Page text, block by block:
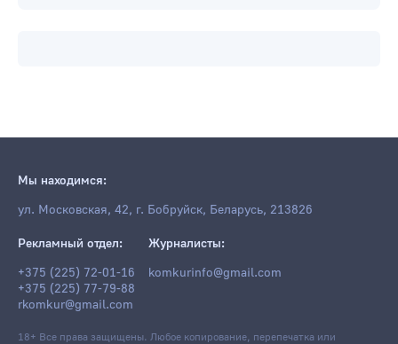
Мы находимся:
ул. Московская, 42, г. Бобруйск, Беларусь, 213826